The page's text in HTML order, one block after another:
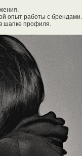
опыт работы с брендами.
в шапке профиля.